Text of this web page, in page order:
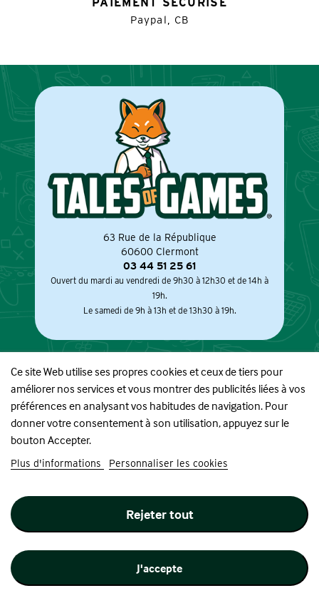
Paypal, CB
63 Rue de la République
60600 Clermont
03 44 51 25 61
Ouvert du mardi au vendredi de 9h30 à 12h30 et de 14h à
19h.
Le samedi de 9h à 13h et de 13h30 à 19h.
À PROPOS
BOUTIQUE
INFORMATIONS
SUIVEZ-NOUS
Ce site Web utilise ses propres cookies et ceux de tiers pour
améliorer nos services et vous montrer des publicités liées à vos
préférences en analysant vos habitudes de navigation. Pour
donner votre consentement à son utilisation, appuyez sur le
bouton Accepter.
Plus d'informations Personnaliser les cookies
Rejeter tout
J'accepte
Site réalisé par